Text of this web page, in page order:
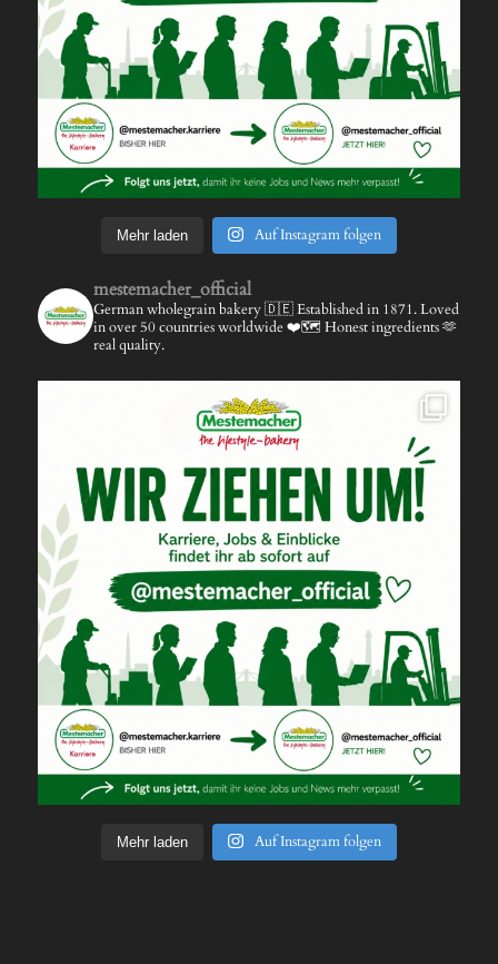
Mehr laden Auf Instagram folgen
mestemacher_official
German wholegrain bakery 🇩🇪Established in 1871.Loved
in over 50 countries worldwide ❤️🗺️ Honest ingredients 🫶
real quality.
Mehr laden Auf Instagram folgen